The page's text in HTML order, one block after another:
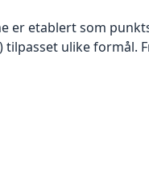
er etablert som
ulike formål.